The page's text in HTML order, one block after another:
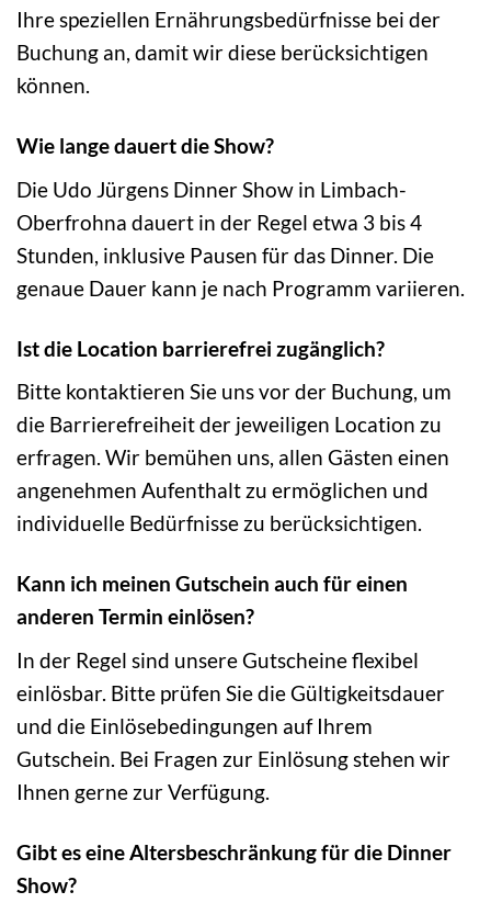
Ihre speziellen Ernährungsbedürfnisse bei der
Buchung an, damit wir diese berücksichtigen
können.
Wie lange dauert die Show?
Die Udo Jürgens Dinner Show in Limbach-
Oberfrohna dauert in der Regel etwa 3 bis 4
Stunden, inklusive Pausen für das Dinner. Die
genaue Dauer kann je nach Programm variieren.
Ist die Location barrierefrei zugänglich?
Bitte kontaktieren Sie uns vor der Buchung, um
die Barrierefreiheit der jeweiligen Location zu
erfragen. Wir bemühen uns, allen Gästen einen
angenehmen Aufenthalt zu ermöglichen und
individuelle Bedürfnisse zu berücksichtigen.
Kann ich meinen Gutschein auch für einen
anderen Termin einlösen?
In der Regel sind unsere Gutscheine flexibel
einlösbar. Bitte prüfen Sie die Gültigkeitsdauer
und die Einlösebedingungen auf Ihrem
Gutschein. Bei Fragen zur Einlösung stehen wir
Ihnen gerne zur Verfügung.
Gibt es eine Altersbeschränkung für die Dinner
Show?